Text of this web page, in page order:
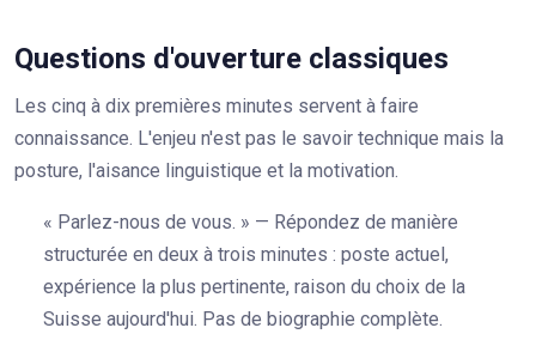
Questions d'ouverture classiques
Les cinq à dix premières minutes servent à faire
connaissance. L'enjeu n'est pas le savoir technique mais la
posture, l'aisance linguistique et la motivation.
« Parlez-nous de vous. » — Répondez de manière
structurée en deux à trois minutes : poste actuel,
expérience la plus pertinente, raison du choix de la
Suisse aujourd'hui. Pas de biographie complète.